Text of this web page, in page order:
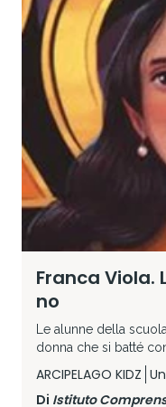
Franca Viola.
no
Le alunne della
donna che si batté
ARCIPELAGO KIDZ
Di Istituto